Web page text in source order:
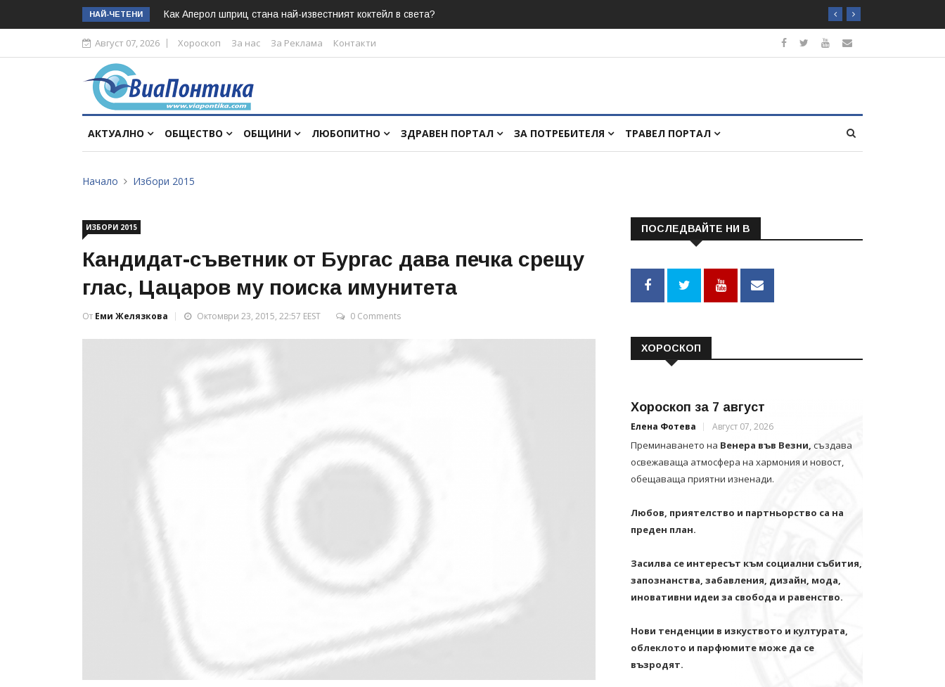
НАЙ-ЧЕТЕНИ Как Аперол шприц стана най-известният коктейл в света?
Август 07, 2026 Хороскоп За нас За Реклама Контакти
АКТУАЛНО ОБЩЕСТВО ОБЩИНИ ЛЮБОПИТНО ЗДРАВЕН ПОРТАЛ ЗА ПОТРЕБИТЕЛЯ ТРАВЕЛ ПОРТАЛ
Начало Избори 2015
ИЗБОРИ 2015
Кандидат-съветник от Бургас дава печка срещу
глас, Цацаров му поиска имунитета
От Еми Желязкова Октомври 23, 2015, 22:57 EEST 0 Comments
ПОСЛЕДВАЙТЕ НИ В
ХОРОСКОП
Хороскоп за 7 август
Елена Фотева Август 07, 2026
Преминаването на Венера във Везни, създава
освежаваща атмосфера на хармония и новост,
обещаваща приятни изненади.
Любов, приятелство и партньорство са на
преден план.
Засилва се интересът към социални събития,
запознанства, забавления, дизайн, мода,
иновативни идеи за свобода и равенство.
Нови тенденции в изкуството и културата,
облеклото и парфюмите може да се
възродят.